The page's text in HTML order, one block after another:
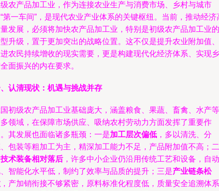
农产品加工业，作为连接农业生产与消费市场、乡村与城市
第一车间”，是现代农业产业体系的关键枢纽。当前，推动经济
发展，必须将加快农产品加工业，特别是初级农产品加工业的
升级，置于更加突出的战略位置。这不仅是提升农业附加值、
农民持续增收的现实需要，更是构建现代化经济体系、实现乡
面振兴的内在要求。
认清现状：机遇与挑战并存
初级农产品加工业基础庞大，涵盖粮食、果蔬、畜禽、水产等
领域，在保障市场供应、吸纳农村劳动力方面发挥了重要作
其发展也面临诸多瓶颈：一是加工层次偏低 ，多以清洗、分
包装等粗加工为主，精深加工能力不足，产品附加值不高；二
技术装备相对落后 ，许多中小企业仍沿用传统工艺和设备，自动
智能化水平低，制约了效率与品质的提升；三是产业链条松
，产加销衔接不够紧密，原料标准化程度低，质量安全追溯体系